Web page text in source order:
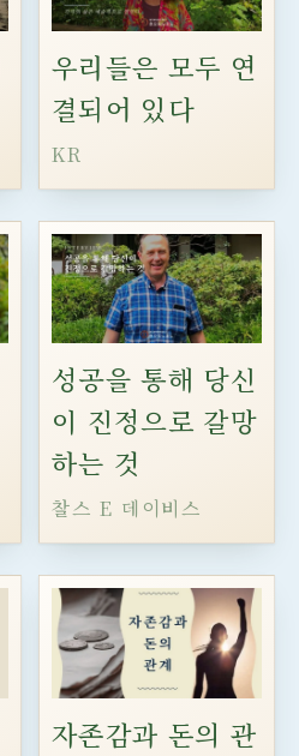
우리들은 모두 연
결되어 있다
KR
성공을 통해 당신
이 진정으로 갈망
하는 것
찰스 E 데이비스
자존감과 돈의 관